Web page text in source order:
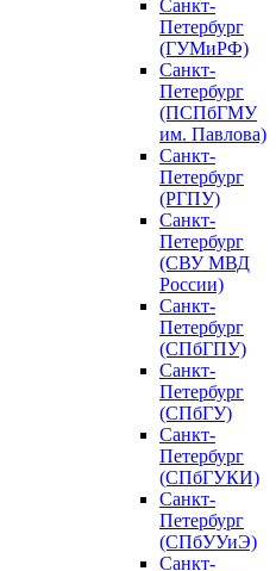
Санкт-
Петербург
(ГУМиРФ)
Санкт-
Петербург
(ПСПбГМУ
им. Павлова)
Санкт-
Петербург
(РГПУ)
Санкт-
Петербург
(СВУ МВД
России)
Санкт-
Петербург
(СПбГПУ)
Санкт-
Петербург
(СПбГУ)
Санкт-
Петербург
(СПбГУКИ)
Санкт-
Петербург
(СПбУУиЭ)
Санкт-